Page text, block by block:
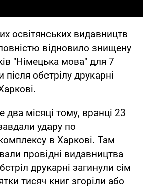
освітянських видавництв
відновило знищену
"Німецька мова" для 7
після обстрілу друкарні
місяці тому, вранці 23
удару по
в Харкові. Там
провідні видавництва
друкарні загинули сім
тисяч книг згоріли або